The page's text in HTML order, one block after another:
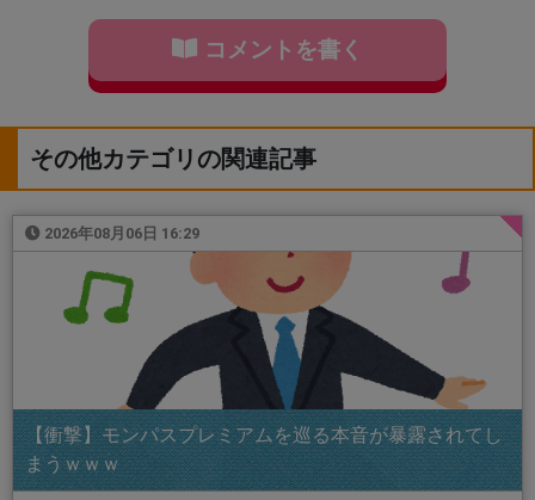
コメントを書く
その他カテゴリの関連記事
2026年08月06日 16:29
【衝撃】モンパスプレミアムを巡る本音が暴露されてし
まうｗｗｗ